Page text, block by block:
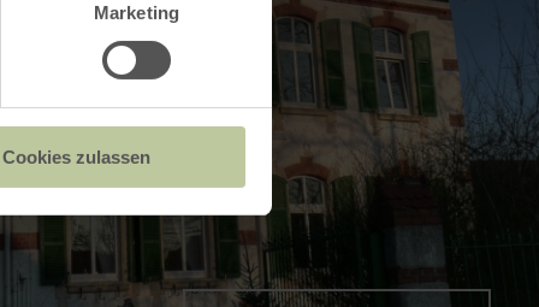
Marketing
Cookies zulassen